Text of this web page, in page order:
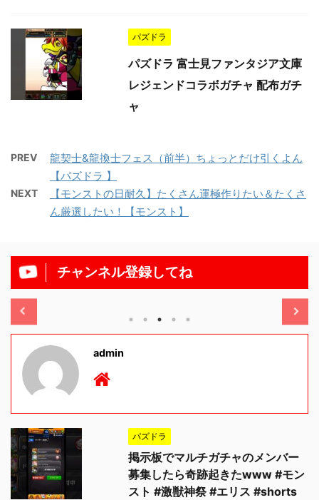
パズドラ
パズドラ 富士見ファンタジア文庫
レジェンドコラボガチャ 配布ガチ
ャ
PREV
龍契士&龍換士フェス（前半）ちょっとだけ引くよん
【パズドラ 】
NEXT
【モンストの日耐久】たくさん運極作りたい＆たくさ
ん厳選したい！【モンスト】
チャンネル登録してね
11/13
admin
パズドラ
掲示板でマルチガチャのメンバー
募集したら奇跡起きたwww #モン
スト #激獣神祭 #エリス #shorts